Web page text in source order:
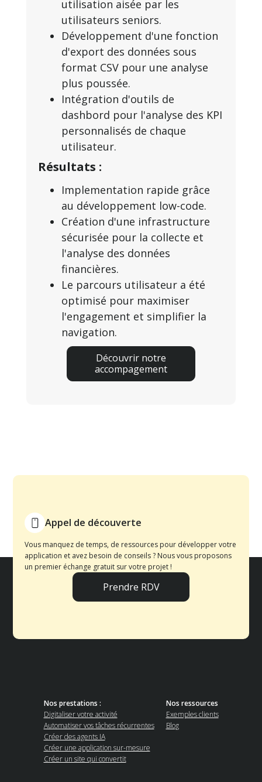
Découvrir notre
accompagement
utilisation aisée par les
utilisateurs seniors.
Développement d'une fonction
d'export des données sous
format CSV pour une analyse
plus poussée.
Intégration d'outils de
dashbord pour l'analyse des KPI
personnalisés de chaque
utilisateur.
Résultats :
Implementation rapide grâce
au développement low-code.
Création d'une infrastructure
sécurisée pour la collecte et
l'analyse des données
financières.
Le parcours utilisateur a été
optimisé pour maximiser
l'engagement et simplifier la
navigation.
Prendre RDV
Appel de découverte
Vous manquez de temps, de ressources pour développer votre
application et avez besoin de conseils ?‍ Nous vous proposons
un premier échange gratuit sur votre projet !
Nos prestations :
Digitaliser votre activité
Automatiser vos tâches récurrentes
Créer des agents IA
Créer une application sur-mesure
Créer un site qui convertit
Nos ressources
Exemples clients
Blog